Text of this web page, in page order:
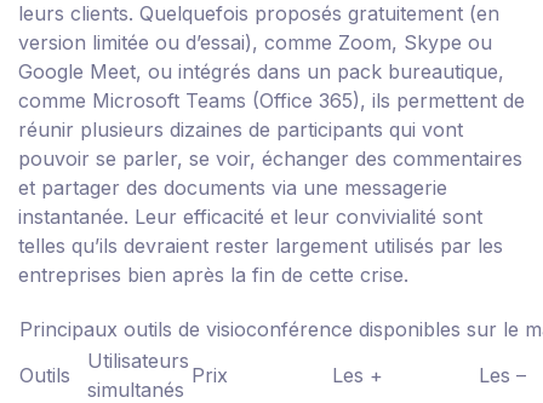
leurs clients. Quelquefois proposés gratuitement (en
version limitée ou d’essai), comme Zoom, Skype ou
Google Meet, ou intégrés dans un pack bureautique,
comme Microsoft Teams (Office 365), ils permettent de
réunir plusieurs dizaines de participants qui vont
pouvoir se parler, se voir, échanger des commentaires
et partager des documents via une messagerie
instantanée. Leur efficacité et leur convivialité sont
telles qu’ils devraient rester largement utilisés par les
entreprises bien après la fin de cette crise.
Principaux outils de visioconférence disponibles sur le
Outils
Utilisateurs
simultanés
Prix Les + Les –